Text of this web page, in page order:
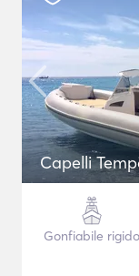
Capelli
Gonfiabile rigido